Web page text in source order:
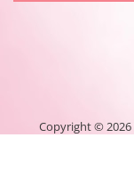
Copyright © 2026